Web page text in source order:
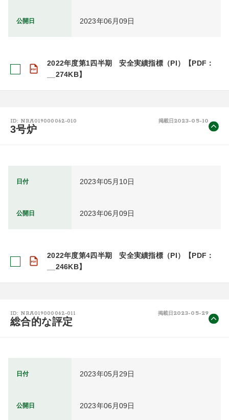
公開日 2023年06月09日
2022年度第1四半期 安全実績指標（PI）【PDF：
__274KB】
ID: NRA019000062-010 掲載日 2023-05-10
3号炉
日付 2023年05月10日
公開日 2023年06月09日
2022年度第4四半期 安全実績指標（PI）【PDF：
__246KB】
ID: NRA019000062-011 掲載日 2023-05-29
総合的な評定
日付 2023年05月29日
公開日 2023年06月09日